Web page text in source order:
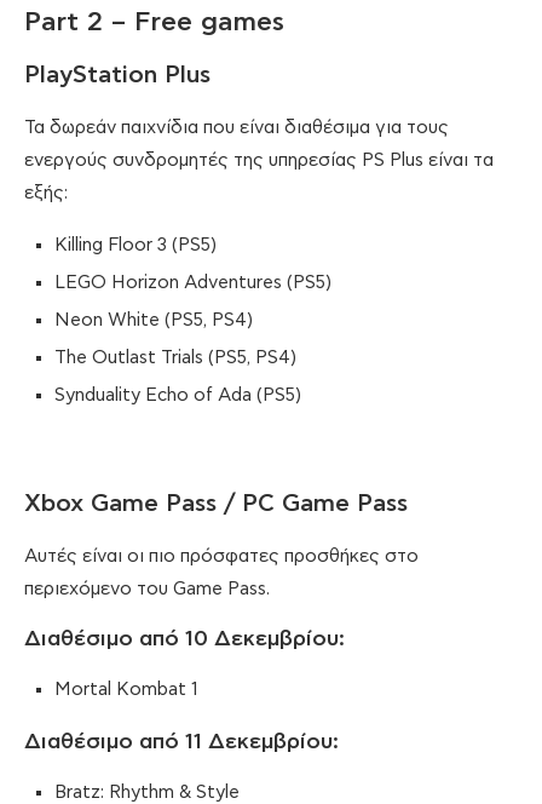
Part 2 – Free games
PlayStation Plus
Τα δωρεάν παιχνίδια που είναι διαθέσιμα για τους
ενεργούς συνδρομητές της υπηρεσίας PS Plus είναι τα
εξής:
Killing Floor 3 (PS5)
LEGO Horizon Adventures (PS5)
Neon White (PS5, PS4)
The Outlast Trials (PS5, PS4)
Synduality Echo of Ada (PS5)
Xbox Game Pass / PC Game Pass
Αυτές είναι οι πιο πρόσφατες προσθήκες στο
περιεχόμενο του Game Pass.
Διαθέσιμο από 10 Δεκεμβρίου:
Mortal Kombat 1
Διαθέσιμο από 11 Δεκεμβρίου:
Bratz: Rhythm & Style